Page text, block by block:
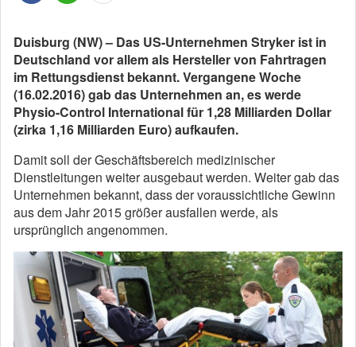
Duisburg (NW) – Das US-Unternehmen Stryker ist in
Deutschland vor allem als Hersteller von Fahrtragen
im Rettungsdienst bekannt. Vergangene Woche
(16.02.2016) gab das Unternehmen an, es werde
Physio-Control International für 1,28 Milliarden Dollar
(zirka 1,16 Milliarden Euro) aufkaufen.
Damit soll der Geschäftsbereich medizinischer
Dienstleitungen weiter ausgebaut werden. Weiter gab das
Unternehmen bekannt, dass der voraussichtliche Gewinn
aus dem Jahr 2015 größer ausfallen werde, als
ursprünglich angenommen.